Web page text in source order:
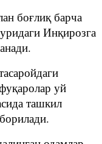
боғлиқ барча
Инқирозга
уй
ташкил